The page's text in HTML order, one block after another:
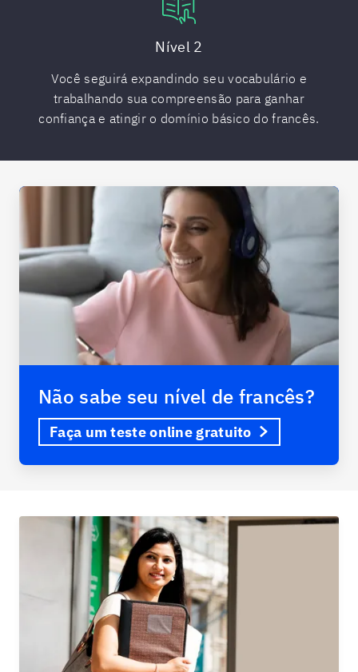
Nível 2
Você seguirá expandindo seu vocabulário e
trabalhando sua compreensão para ganhar
confiança e atingir o domínio básico do francês.
Não sabe seu nível de francês?
Faça um teste online gratuito